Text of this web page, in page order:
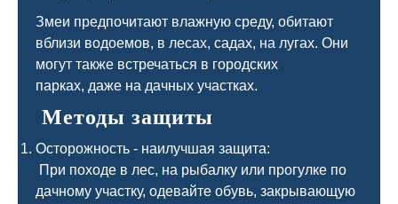
Змеи предпочитают влажную среду, обитают
вблизи водоемов, в лесах, садах, на лугах. Они
могут также встречаться в городских
парках, даже на дачных участках.
Методы защиты
Осторожность - наилучшая защита:
При походе в лес, на рыбалку или прогулке по
дачному участку, одевайте обувь, закрывающую